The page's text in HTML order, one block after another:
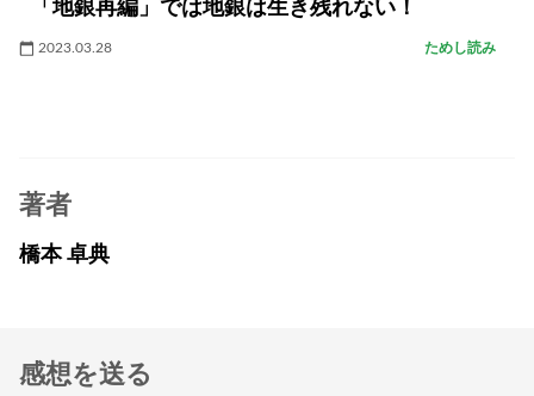
「地銀再編」では地銀は生き残れない！
2023.03.28 ためし読み
著者
橋本 卓典
感想を送る